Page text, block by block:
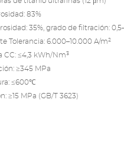
83%
35%, grado de filtración:
Tolerancia: 6.000–10.000 A/m²
CC: ≤4,3 kWh/Nm³
≥345 MPa
≤600℃
≥15 MPa (GB/T 3623)